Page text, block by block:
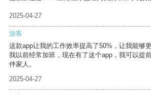
2025-04-27
游客
这款app让我的工作效率提高了50%，让我能够
我以前经常加班，现在有了这个app，我可以提
伴家人。
2025-04-27